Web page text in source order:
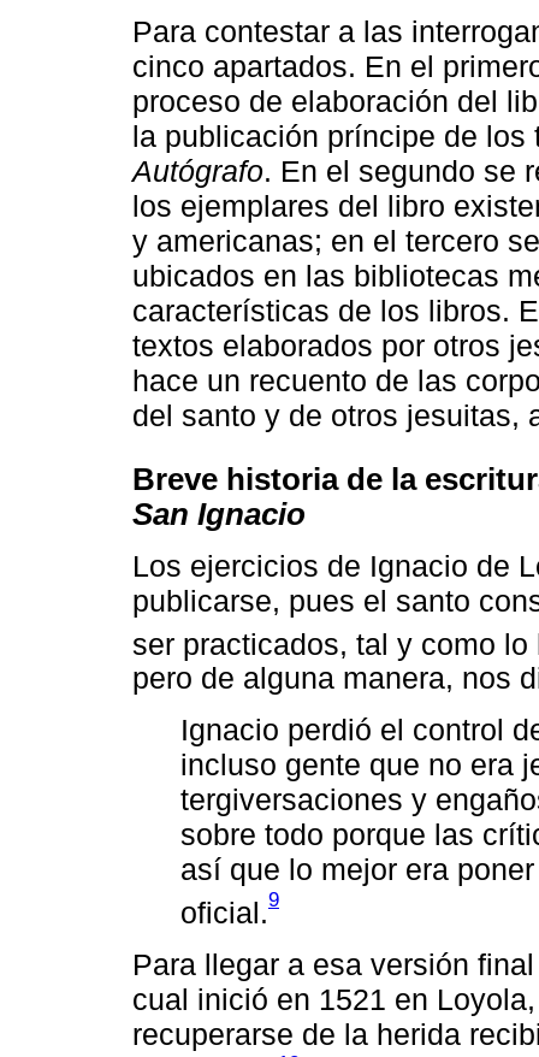
Para contestar a las
cinco apartados. En el
proceso de elaboración del
la publicación príncipe de
Autógrafo. En el segundo se
los ejemplares del libro
y americanas; en el tercero
ubicados en las bibliotecas
características de los libros.
textos elaborados por otros
hace un recuento de las
del santo y de otros jesuitas,
Breve historia de la
San Ignacio
Los ejercicios de Ignacio de
publicarse, pues el santo
ser practicados, tal y como
pero de alguna manera, nos
Ignacio perdió el control
incluso gente que no era
tergiversaciones y
sobre todo porque las
así que lo mejor era
oficial.9
Para llegar a esa versión
cual inició en 1521 en
recuperarse de la herida